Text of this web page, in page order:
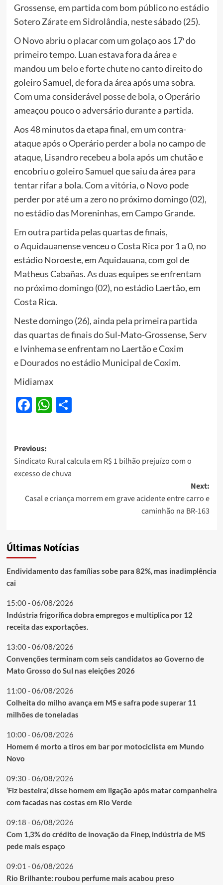
Grossense, em partida com bom público no estádio
Sotero Zárate em Sidrolândia, neste sábado (25).
O Novo abriu o placar com um golaço aos 17′ do
primeiro tempo. Luan estava fora da área e
mandou um belo e forte chute no canto direito do
goleiro Samuel, de fora da área após uma sobra.
Com uma considerável possede bola, o Operário
ameaçou pouco o adversário durante a partida.
Aos 48 minutos da etapa final, em um contra-
ataque após o Operário perder a bola no campo de
ataque, Lisandro recebeu a bola após um chutão e
encobriu o goleiro Samuel que saiu da área para
tentar rifar a bola. Com a vitória, o Novo pode
perder por até um a zero no próximo domingo (02),
no estádio das Moreninhas, em Campo Grande.
Em outra partida pelas quartas de finais,
oAquidauanensevenceu o Costa Rica por 1 a 0, no
estádio Noroeste, em Aquidauana, com gol de
Matheus Cabañas. As duas equipes se enfrentam
no próximo domingo (02), no estádio Laertão, em
Costa Rica.
Neste domingo (26), ainda pela primeira partida
das quartas de finais do Sul-Mato-Grossense, Serv
e Ivinhema se enfrentam no Laertão e Coxim
eDourados no estádio Municipal de Coxim.
Midiamax
Facebook
WhatsApp
Share
Post
navigation
Previous:
Sindicato Rural calcula em R$ 1 bilhão prejuízo com o
excesso de chuva
Next:
Casal e criança morrem em grave acidente entre carro e
caminhão na BR-163
Últimas Notícias
Endividamento das famílias sobe para 82%, mas inadimplência
cai
15:00 - 06/08/2026
Indústria frigorífica dobra empregos e multiplica por 12
receita das exportações.
13:00 - 06/08/2026
Convenções terminam com seis candidatos ao Governo de
Mato Grosso do Sul nas eleições 2026
11:00 - 06/08/2026
Colheita do milho avança em MS e safra pode superar 11
milhões de toneladas
10:00 - 06/08/2026
Homem é morto a tiros em bar por motociclista em Mundo
Novo
09:30 - 06/08/2026
‘Fiz besteira’, disse homem em ligação após matar companheira
com facadas nas costas em Rio Verde
09:18 - 06/08/2026
Com 1,3% do crédito de inovação da Finep, indústria de MS
pede mais espaço
09:01 - 06/08/2026
Rio Brilhante: roubou perfume mais acabou preso